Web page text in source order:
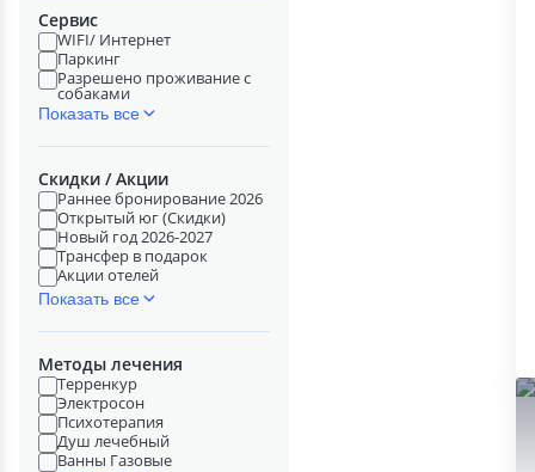
Сервис
WIFI/ Интернет
Паркинг
Разрешено проживание с
собаками
Показать все
Скидки / Акции
Раннее бронирование 2026
Открытый юг (Скидки)
Новый год 2026-2027
Трансфер в подарок
Акции отелей
Показать все
Методы лечения
Терренкур
Электросон
Психотерапия
Душ лечебный
Ванны Газовые